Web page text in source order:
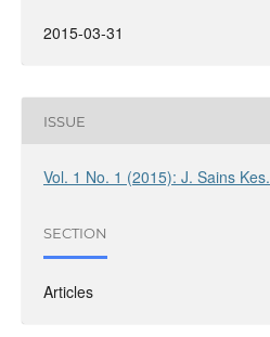
2015-03-31
ISSUE
Vol. 1 No. 1 (2015): J. Sains Kes.
SECTION
Articles